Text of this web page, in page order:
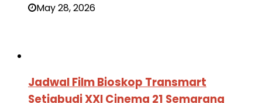
May 28, 2026
Jadwal Film Bioskop Transmart
Setiabudi XXI Cinema 21 Semarang